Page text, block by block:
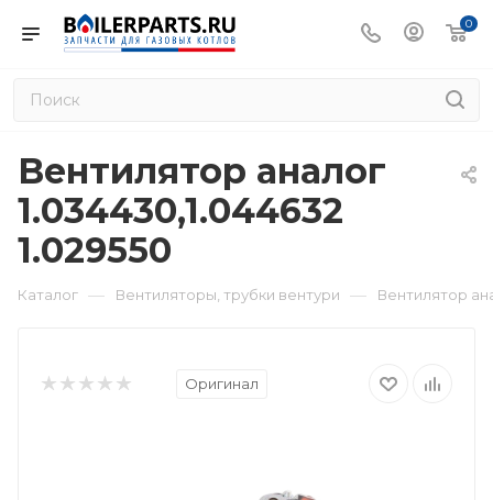
0
Вентилятор аналог
1.034430,1.044632
1.029550
Каталог — Вентиляторы, трубки вентури — Вентилятор
Оригинал